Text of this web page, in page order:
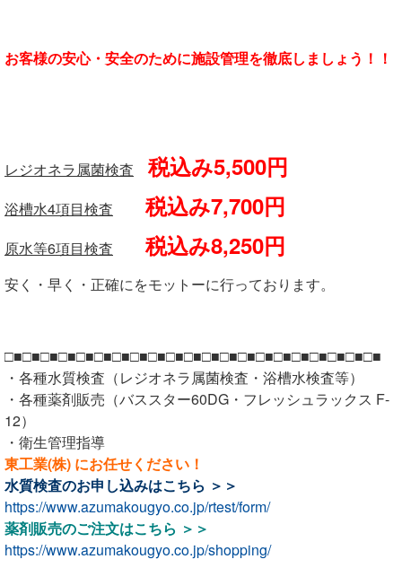
お客様の安心・安全のために施設管理を徹底しましょう！！
レジオネラ属菌検査 税込み5,500円
浴槽水4項目検査 税込み7,700円
原水等6項目検査 税込み8,250円
安く・早く・正確にをモットーに行っております。
□■□■□■□■□■□■□■□■□■□■□■□■□■□■□■□■□■□■□■□■□■
・各種水質検査（レジオネラ属菌検査・浴槽水検査等）
・各種薬剤販売（バススター60DG・フレッシュラックス F-
12）
・衛生管理指導
東工業(株) にお任せください！
水質検査のお申し込みはこちら ＞＞
https://www.azumakougyo.co.jp/rtest/form/
薬剤販売のご注文はこちら ＞＞
https://www.azumakougyo.co.jp/shopping/